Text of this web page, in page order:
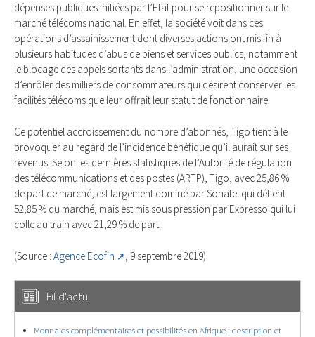
dépenses publiques initiées par l’Etat pour se repositionner sur le
marché télécoms national. En effet, la société voit dans ces
opérations d’assainissement dont diverses actions ont mis fin à
plusieurs habitudes d’abus de biens et services publics, notamment
le blocage des appels sortants dans l’administration, une occasion
d’enrôler des milliers de consommateurs qui désirent conserver les
facilités télécoms que leur offrait leur statut de fonctionnaire.
Ce potentiel accroissement du nombre d’abonnés, Tigo tient à le
provoquer au regard de l’incidence bénéfique qu’il aurait sur ses
revenus. Selon les dernières statistiques de l’Autorité de régulation
des télécommunications et des postes (ARTP), Tigo, avec 25,86 %
de part de marché, est largement dominé par Sonatel qui détient
52,85 % du marché, mais est mis sous pression par Expresso qui lui
colle au train avec 21,29 % de part.
(Source : Agence Ecofin , 9 septembre 2019)
Fil d'actu
Monnaies complémentaires et possibilités en Afrique : description et